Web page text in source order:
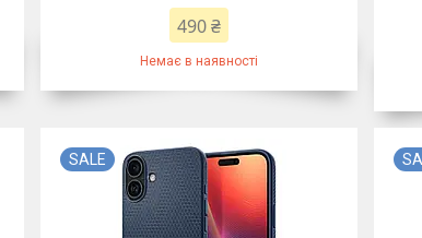
490 ₴
Немає в наявності
SALE